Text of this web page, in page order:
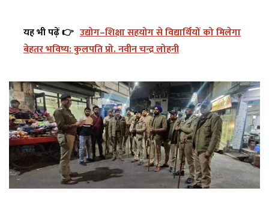
यह भी पढ़ें 👉 उद्योग–शिक्षा सहयोग से विद्यार्थियों को मिलेगा
बेहतर भविष्य: कुलपति प्रो. नवीन चन्द्र लोहनी